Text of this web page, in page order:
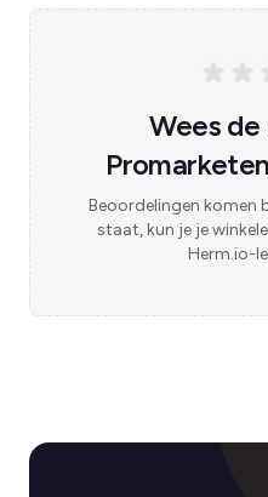
Wees
Beoordelingen komen
staat, kun je je
Herm.io-